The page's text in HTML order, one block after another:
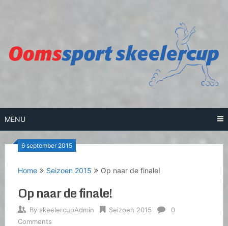
MENU
6 september 2015
Home Seizoen 2015 Op naar de finale!
Op naar de finale!
By skeelercupAdmin Seizoen 2015
0
Comments